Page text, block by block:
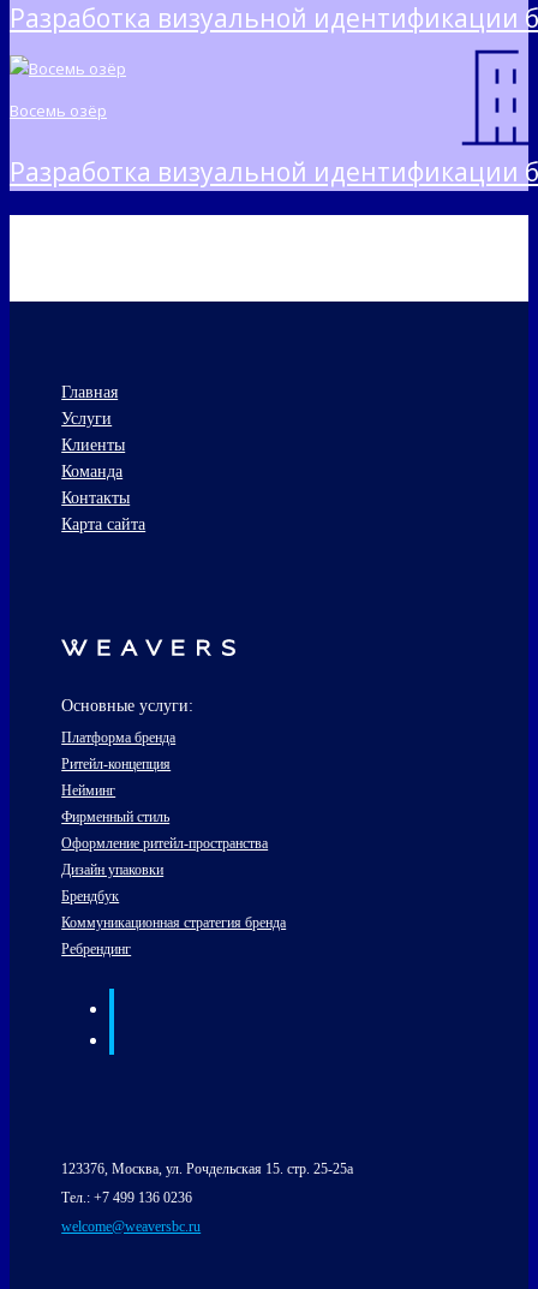
Разработка визуальной идентификации
Восемь озёр
Разработка визуальной идентификации
Главная
Услуги
Клиенты
Команда
Контакты
Карта сайта
Основные услуги:
Платформа бренда
Ритейл-концепция
Нейминг
Фирменный стиль
Оформление ритейл-пространства
Дизайн упаковки
Брендбук
Коммуникационная стратегия бренда
Ребрендинг
123376, Москва, ул. Рочдельская 15. стр. 25-25а
Тел.: +7 499 136 0236
welcome@weaversbc.ru